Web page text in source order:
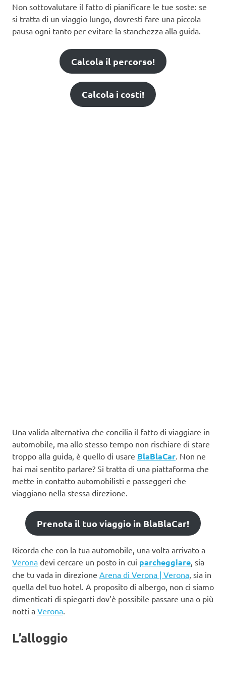
Non sottovalutare il fatto di pianificare le tue soste: se
si tratta di un viaggio lungo, dovresti fare una piccola
pausa ogni tanto per evitare la stanchezza alla guida.
Calcola il percorso!
Calcola i costi!
Una valida alternativa che concilia il fatto di viaggiare in
automobile, ma allo stesso tempo non rischiare di stare
troppo alla guida, è quello di usare BlaBlaCar . Non ne
hai mai sentito parlare? Si tratta di una piattaforma che
mette in contatto automobilisti e passeggeri che
viaggiano nella stessa direzione.
Prenota il tuo viaggio in BlaBlaCar!
Ricorda che con la tua automobile, una volta arrivato a
Verona devi cercare un posto in cui parcheggiare, sia
che tu vada in direzione Arena di Verona | Verona, sia in
quella del tuo hotel. A proposito di albergo, non ci siamo
dimenticati di spiegarti dov’è possibile passare una o più
notti a Verona.
L’alloggio